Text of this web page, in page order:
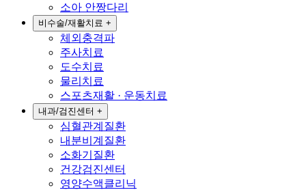
소아 안짱다리
비수술/재활치료 +
체외충격파
주사치료
도수치료
물리치료
스포츠재활 · 운동치료
내과/검진센터 +
심혈관계질환
내분비계질환
소화기질환
건강검진센터
영양수액클리닉